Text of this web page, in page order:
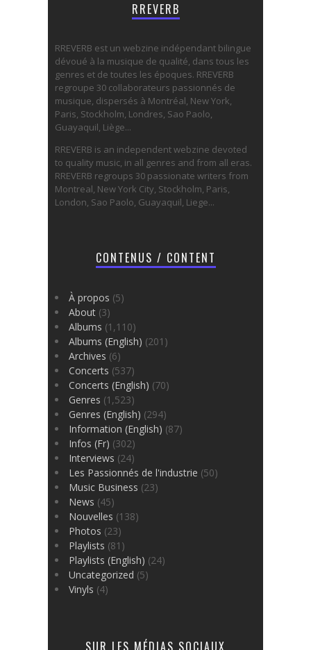
RREVERB
RREVERB est un webzine indépendant bilingue
dévoué à la musique de qualité, dans tous les
genres et de toutes les époques. RREVERB
regroupe 30 collaborateurs passionnés de
musique, dispersés à Montréal, New York,
Paris, Stockholm, Londres, Sao Paolo,
Guayaquil, Liège...
RREVERB is an independent webzine devoted
to quality music, in all genres and from all eras.
RREVERB regroups 30 passionate writers from
Montreal, New York City, Stockholm, Paris,
London, Sao Paolo, Guayaquil, Liege...
CONTENUS / CONTENT
À propos (5)
About (3)
Albums (1,110)
Albums (English) (201)
Archives (6)
Concerts (537)
Concerts (English) (70)
Genres (1,523)
Genres (English) (294)
Information (English) (87)
Infos (Fr) (302)
Interviews (24)
Les Passionnés de l'industrie (50)
Music Business (23)
News (45)
Nouvelles (138)
Photos (23)
Playlists (81)
Playlists (English) (24)
Uncategorized (5)
Vinyls (4)